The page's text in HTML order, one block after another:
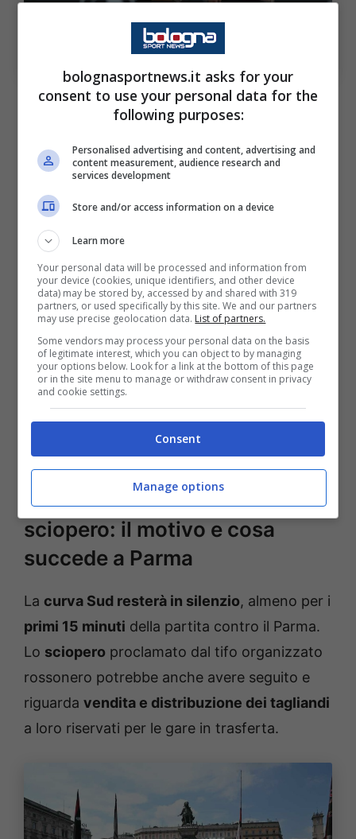
Il Milan si trova di fronte a un impegno importante per il
Parma (Ansa Foto) – bolognasportnews.it
I match contro Pisa e Cremonese hanno
dimostrato chenon si può abbassare la
guardiacontro nessuno se l’obiettivo è quello
di restare lì davanti, a sgomitare per il primo
posto. I gol degli attaccanti latitano, per cui
ci si aspetta risposte importanti proprio da
loro per portare a casa il massimo obiettivo.
Ma non è l’unico pensiero che dovrà avere
Massimiliano Allegriin vista della partita.
Infatti, il tecnico di Livorno – come tutta la
società – deve fronteggiare anche ilcaso
relativo gli ultras rossoneri,
sembrano proprio contenti di alcune decisioni
prese nell’ultimo periodo.
Gli ultras del Milan vanno in
sciopero: il motivo e cosa
succede a Parma
La curva Sud resterà in silenzio, almeno per i
primi 15 minuti della partita contro il Parma.
Lo sciopero proclamato dal tifo organizzato
rossonero potrebbe anche avere seguito e
riguarda vendita e distribuzione dei tagliandi
a loro riservati per le gare in trasferta.
bolognasportnews.it asks for your
consent to use your personal data for the
following purposes:
Personalised advertising and content, advertising and
content measurement, audience research and
services development
Store and/or access information on a device
Learn more
Your personal data will be processed and information from
your device (cookies, unique identifiers, and other device
data) may be stored by, accessed by and shared with 319
partners, or used specifically by this site. We and our partners
may use precise geolocation data. List of partners.
Some vendors may process your personal data on the basis
of legitimate interest, which you can object to by managing
your options below. Look for a link at the bottom of this page
or in the site menu to manage or withdraw consent in privacy
and cookie settings.
Consent
Manage options